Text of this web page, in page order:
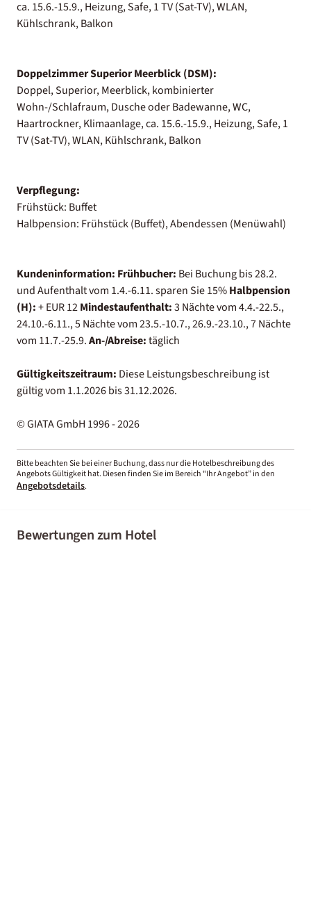
ca. 15.6.-15.9., Heizung, Safe, 1 TV (Sat-TV), WLAN,
Kühlschrank, Balkon
Doppelzimmer Superior Meerblick (DSM):
Doppel, Superior, Meerblick, kombinierter
Wohn-/Schlafraum, Dusche oder Badewanne, WC,
Haartrockner, Klimaanlage, ca. 15.6.-15.9., Heizung, Safe, 1
TV (Sat-TV), WLAN, Kühlschrank, Balkon
Verpflegung:
Frühstück: Buffet
Halbpension: Frühstück (Buffet), Abendessen (Menüwahl)
Kundeninformation: Frühbucher: Bei Buchung bis 28.2.
und Aufenthalt vom 1.4.-6.11. sparen Sie 15%Halbpension
(H):+ EUR 12Mindestaufenthalt:3 Nächte vom 4.4.-22.5.,
24.10.-6.11., 5 Nächte vom 23.5.-10.7., 26.9.-23.10., 7 Nächte
vom 11.7.-25.9.An-/Abreise:täglich
Gültigkeitszeitraum: Diese Leistungsbeschreibung ist
gültig vom 1.1.2026 bis 31.12.2026.
© GIATA GmbH 1996 - 2026
Bitte beachten Sie bei einer Buchung, dass nur die Hotelbeschreibung des
Angebots Gültigkeit hat. Diesen finden Sie im Bereich “Ihr Angebot” in den
Angebotsdetails.
Bewertungen zum Hotel